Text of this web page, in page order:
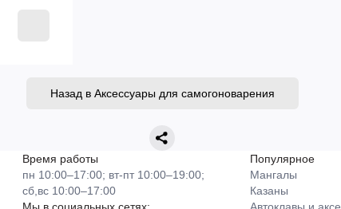
Назад в Аксессуары для самогоноварения
Время работы
пн 10:00–17:00; вт-пт 10:00–19:00;
сб,вс 10:00–17:00
Популярное
Мангалы
Казаны